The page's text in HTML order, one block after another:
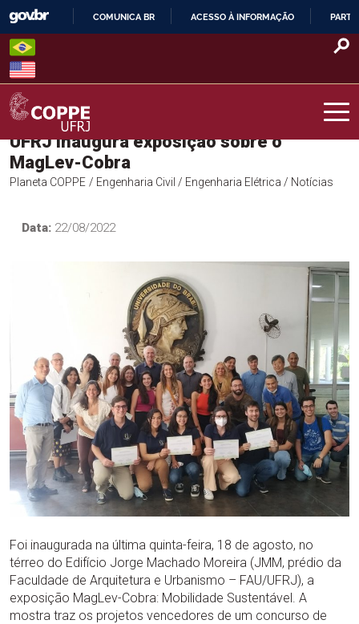
Skip
content
O
COMUNICA BR ACESSO À INFORMAÇÃO
COPPE – UFRJ
UFRJ inaugura exposição sobre o
MagLev-Cobra
Planeta COPPE / Engenharia Civil / Engenharia Elétrica / Notícias
Data: 22/08/2022
Foi inaugurada na última quinta-feira, 18 de agosto, no
térreo do Edifício Jorge Machado Moreira (JMM, prédio da
Faculdade de Arquitetura e Urbanismo – FAU/UFRJ), a
exposição MagLev-Cobra: Mobilidade Sustentável. A
mostra traz os projetos vencedores de um concurso de